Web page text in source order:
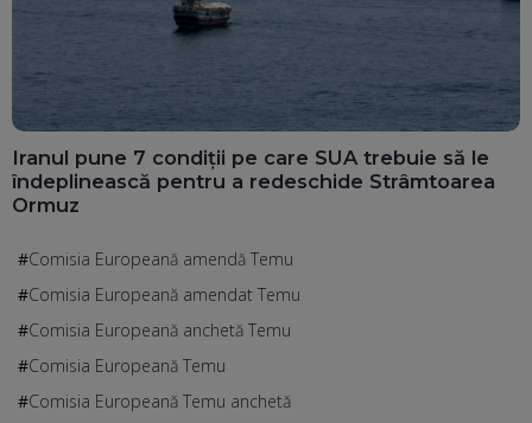
Iranul pune 7 condiții pe care SUA trebuie să le
îndeplinească pentru a redeschide Strâmtoarea
Ormuz
Comisia Europeană amendă Temu
Comisia Europeană amendat Temu
Comisia Europeană anchetă Temu
Comisia Europeană Temu
Comisia Europeană Temu anchetă